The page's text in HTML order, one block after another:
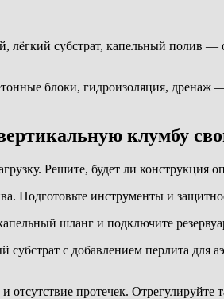
субстрат, капельный полив —
блоки, гидроизоляция, дренаж —
клумбу
Решите, будет ли конструкция
Подготовьте инструменты и
шланг и подключите
субстрат с добавлением перлита
отсутствие протечек. Отрегулируйте